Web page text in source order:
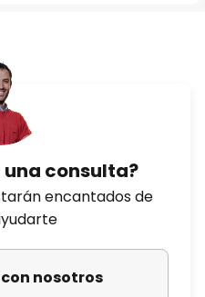
una consulta?
encantados de
nosotros